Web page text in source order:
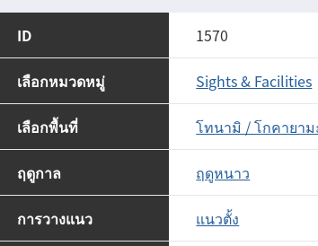
ID 1570
เลือกหมวดหมู่ Sights & Facilities
เลือกพื้นที่ โทนามิ / โกคายาม
ฤดูกาล ฤดูหนาว
การวางแนว แนวตั้ง